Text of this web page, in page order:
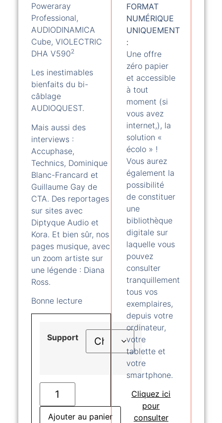
Poweraray
Professional,
AUDIODINAMICA
Cube, VIOLECTRIC
DHA V5902
Les inestimables
bienfaits du bi-
câblage
AUDIOQUEST.
Mais aussi des
interviews :
Accuphase,
Technics, Dominique
Blanc-Francard et
Guillaume Gay de
CTA. Des reportages
sur sites avec
Diptyque Audio et
Kora. Et bien sûr, nos
pages musique, avec
un zoom artiste sur
une légende : Diana
Ross.
Bonne lecture
Support
Ajouter au panier
FORMAT
NUMÉRIQUE
UNIQUEMENT
:
Une offre
zéro papier
et accessible
à tout
moment (si
vous avez
internet,), la
solution «
écolo » !
Vous aurez
également la
possibilité
de constituer
une
bibliothèque
digitale sur
laquelle vous
pouvez
consulter
tranquillement
tous vos
exemplaires,
depuis votre
ordinateur,
votre
tablette et
votre
smartphone.
Cliquez ici
pour
consulter